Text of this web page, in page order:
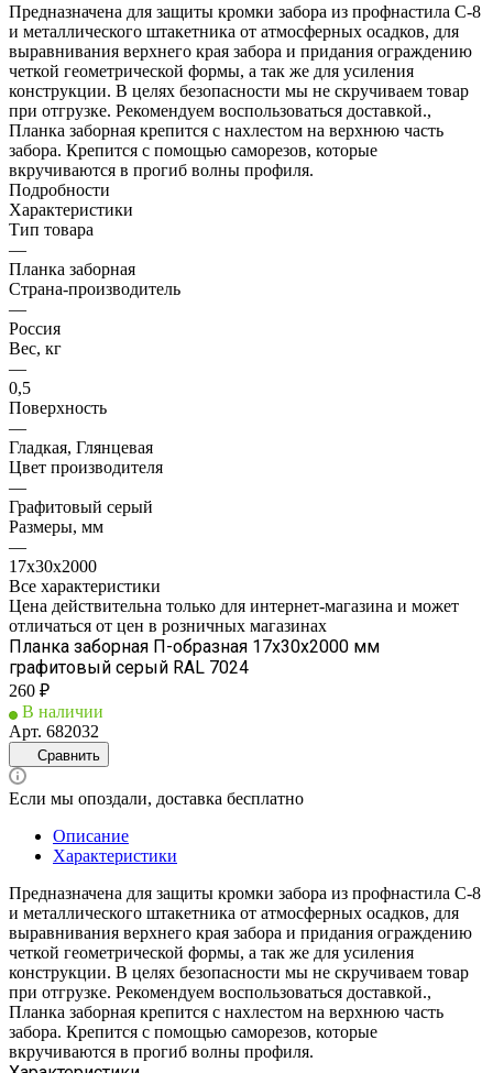
Предназначена для защиты кромки забора из профнастила С-8
и металлического штакетника от атмосферных осадков, для
выравнивания верхнего края забора и придания ограждению
четкой геометрической формы, а так же для усиления
конструкции. В целях безопасности мы не скручиваем товар
при отгрузке. Рекомендуем воспользоваться доставкой.,
Планка заборная крепится с нахлестом на верхнюю часть
забора. Крепится с помощью саморезов, которые
вкручиваются в прогиб волны профиля.
Подробности
Характеристики
Тип товара
—
Планка заборная
Страна-производитель
—
Россия
Вес, кг
—
0,5
Поверхность
—
Гладкая, Глянцевая
Цвет производителя
—
Графитовый серый
Размеры, мм
—
17х30х2000
Все характеристики
Цена действительна только для интернет-магазина и может
отличаться от цен в розничных магазинах
Планка заборная П-образная 17х30х2000 мм
графитовый серый RAL 7024
260 ₽
В наличии
Арт. 682032
Сравнить
Если мы опоздали, доставка бесплатно
Описание
Характеристики
Предназначена для защиты кромки забора из профнастила С-8
и металлического штакетника от атмосферных осадков, для
выравнивания верхнего края забора и придания ограждению
четкой геометрической формы, а так же для усиления
конструкции. В целях безопасности мы не скручиваем товар
при отгрузке. Рекомендуем воспользоваться доставкой.,
Планка заборная крепится с нахлестом на верхнюю часть
забора. Крепится с помощью саморезов, которые
вкручиваются в прогиб волны профиля.